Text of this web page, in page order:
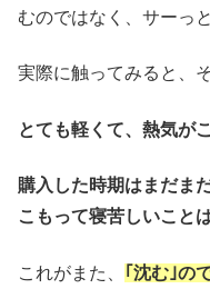
むのではなく、サーっ
実際に触ってみると、
とても軽くて、熱気が
購入した時期はまだま
こもって寝苦しいこと
これがまた、 ｢沈む｣の